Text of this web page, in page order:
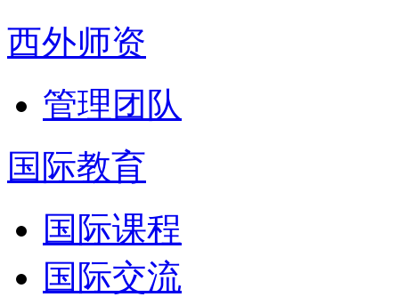
西外师资
管理团队
国际教育
国际课程
国际交流